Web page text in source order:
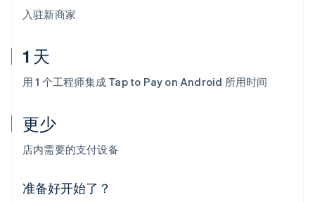
入驻新商家
1 天
用 1 个工程师集成 Tap to Pay on Android 所用时间
更少
店内需要的支付设备
准备好开始了？
阿联酋
爱尔兰
爱沙尼亚
English